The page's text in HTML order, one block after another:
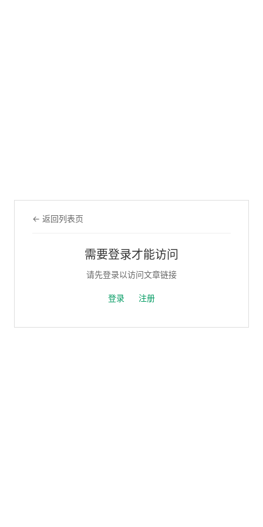
← 返回列表页
需要登录才能访问
请先登录以访问文章链接
登录 注册